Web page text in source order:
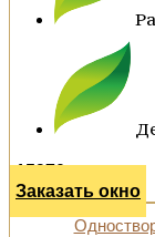
15970 р.
Заказать окно